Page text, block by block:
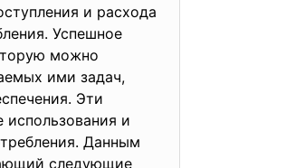
и расхода
Успешное
можно
ими задач,
Эти
и
Данным
следующие